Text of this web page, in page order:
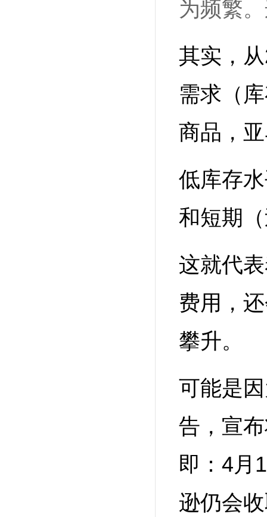
为频繁
其实，
需求（
商品，
低库存
和短期
这就代
费用，
攀升。
可能是
告，宣
即：4月
逊仍会